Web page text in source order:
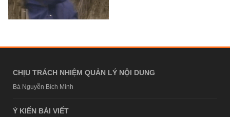
CHỊU TRÁCH NHIỆM QUẢN LÝ NỘI DUNG
Bà Nguyễn Bích Minh
Ý KIẾN BÀI VIẾT